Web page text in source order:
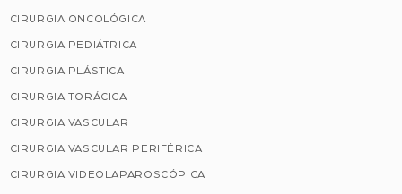
CIRURGIA ONCOLÓGICA
CIRURGIA PEDIÁTRICA
CIRURGIA PLÁSTICA
CIRURGIA TORÁCICA
CIRURGIA VASCULAR
CIRURGIA VASCULAR PERIFÉRICA
CIRURGIA VIDEOLAPAROSCÓPICA